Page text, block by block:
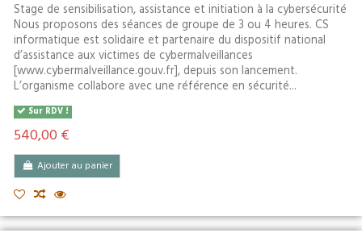
Stage de sensibilisation, assistance et initiation à la cybersécurité
Nous proposons des séances de groupe de 3 ou 4 heures. CS
informatique est solidaire et partenaire du dispositif national
d’assistance aux victimes de cybermalveillances
[www.cybermalveillance.gouv.fr], depuis son lancement.
L’organisme collabore avec une référence en sécurité...
Sur RDV !
540,00 €
Ajouter au panier